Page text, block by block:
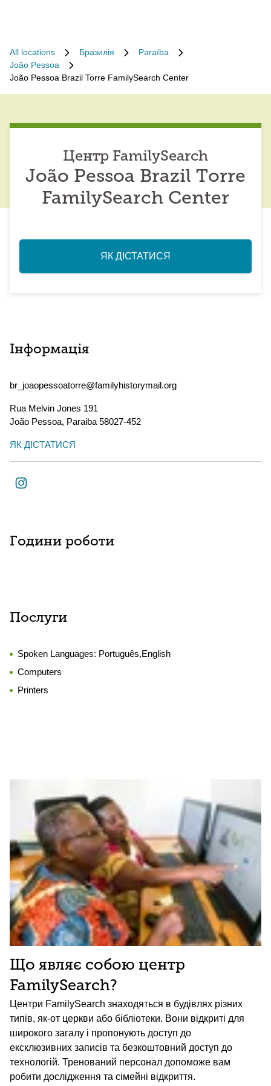
All locations Бразилія
Paraíba
João Pessoa
João Pessoa Brazil Torre FamilySearch Center
Центр FamilySearch
João Pessoa Brazil Torre
FamilySearch Center
ЯК ДІСТАТИСЯ
Інформація
br_joaopessoatorre@familyhistorymail.org
Rua Melvin Jones 191
João Pessoa, Paraiba 58027-452
ЯК ДІСТАТИСЯ
Години роботи
Послуги
Spoken Languages: Português,English
Computers
Printers
Що являє собою центр
FamilySearch?
Центри FamilySearch знаходяться в будівлях різних
типів, як-от церкви або бібліотеки. Вони відкриті для
широкого загалу і пропонують доступ до
ексклюзивних записів та безкоштовний доступ до
технологій. Тренований персонал допоможе вам
робити дослідження та сімейні відкриття.